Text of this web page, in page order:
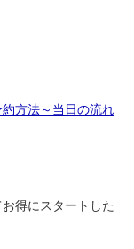
約方法～当日の流れ
得にスタートした